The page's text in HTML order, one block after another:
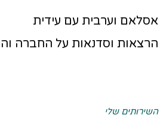
אסלאם וערבית עם עידית
הרצאות וסדנאות על החברה
השירותים שלי